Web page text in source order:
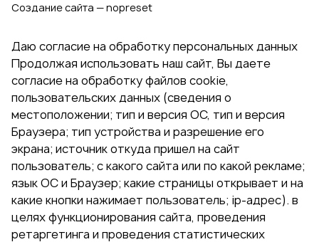
Создание сайта — nopreset
Даю согласие на обработку персональных данных
Продолжая использовать наш сайт, Вы даете
согласие на обработку файлов cookie,
пользовательских данных (сведения о
местоположении; тип и версия ОС, тип и версия
Браузера; тип устройства и разрешение его
экрана; источник откуда пришел на сайт
пользователь; с какого сайта или по какой рекламе;
язык ОС и Браузер; какие страницы открывает и на
какие кнопки нажимает пользователь; ip-адрес). в
целях функционирования сайта, проведения
ретаргетинга и проведения статистических